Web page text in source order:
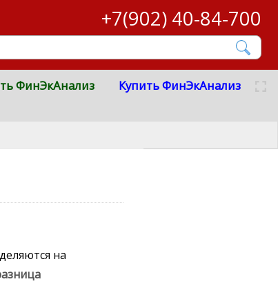
+7(902) 40-84-700
ФинЭкАнализ Купить ФинЭкАнализ
на